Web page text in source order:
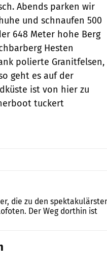
Abends parken wir
und schnaufen 500
648 Meter hohe Berg
Hesten
polierte Granitfelsen,
geht es auf der
ist von hier zu
tuckert
die zu den
Der Weg dorthin ist